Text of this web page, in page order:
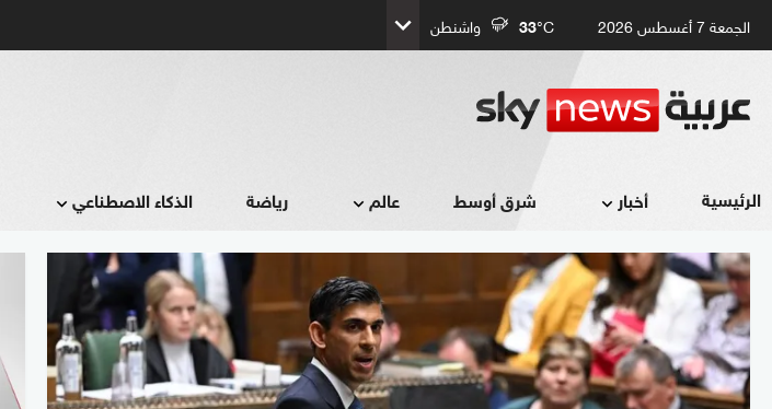
الجمعة 7 أغسطس 2026 33°C واشنطن
الرئيسية أخبار شرق أوسط عالم رياضة الذكاء الاصطناعي